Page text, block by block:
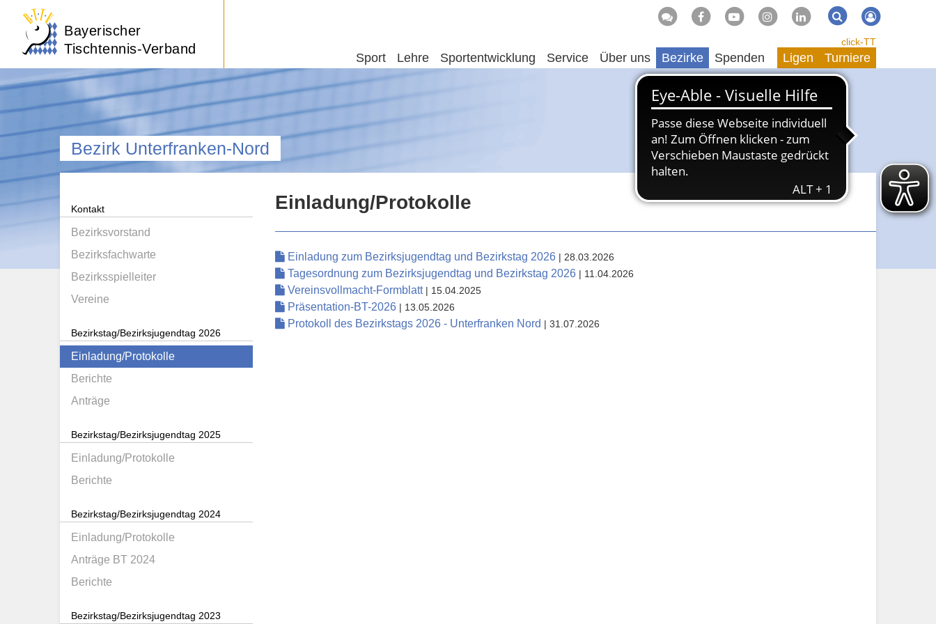
Bayerischer
Tischtennis-Verband
Suche Suchen
Sport Lehre Sportentwicklung Service Über uns Bezirke Spenden
click-TT
Ligen Turniere
Bezirk Unterfranken-Nord
Kontakt
Bezirksvorstand
Bezirksfachwarte
Bezirksspielleiter
Vereine
Bezirkstag/Bezirksjugendtag 2026
Einladung/Protokolle
Berichte
Anträge
Bezirkstag/Bezirksjugendtag 2025
Einladung/Protokolle
Berichte
Bezirkstag/Bezirksjugendtag 2024
Einladung/Protokolle
Anträge BT 2024
Berichte
Bezirkstag/Bezirksjugendtag 2023
Einladung/Protokolle
Einladung zum Bezirksjugendtag und Bezirkstag 2026 | 28.03.2026
Tagesordnung zum Bezirksjugendtag und Bezirkstag 2026 | 11.04.2026
Vereinsvollmacht-Formblatt | 15.04.2025
Präsentation-BT-2026 | 13.05.2026
Protokoll des Bezirkstags 2026 - Unterfranken Nord | 31.07.2026